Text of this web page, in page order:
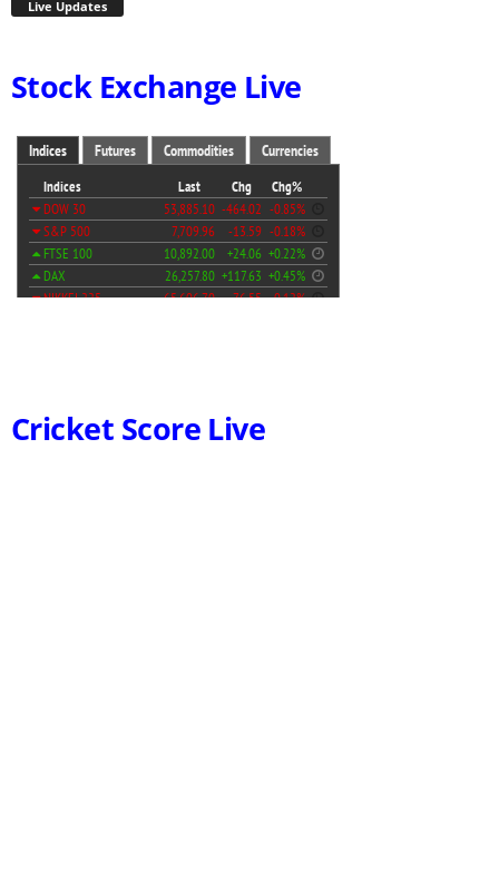
Live Updates
Stock Exchange Live
Cricket Score Live